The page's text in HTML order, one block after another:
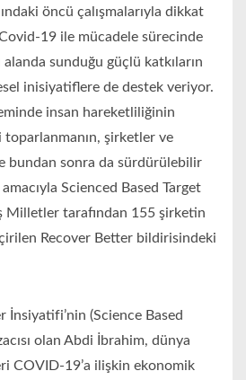
öncü çalışmalarıyla dikkat
19 ile mücadele sürecinde
sunduğu güçlü katkıların
inisiyatiflere de destek veriyor.
insan hareketliliğinin
toparlanmanın, şirketler ve
bundan sonra da sürdürülebilir
Scienced Based Target
Milletler tarafından 155 şirketin
Recover Better bildirisindeki
İnsiyatifi’nin (Science Based
olan Abdi İbrahim, dünya
COVID-19’a ilişkin ekonomik